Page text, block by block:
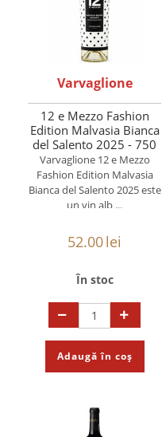
Varvaglione
12 e Mezzo Fashion
Edition Malvasia Bianca
del Salento 2025 - 750
mL
Varvaglione 12 e Mezzo
Fashion Edition Malvasia
Bianca del Salento 2025 este
un vin alb ...
52.00lei
În stoc
Adaugă în coș